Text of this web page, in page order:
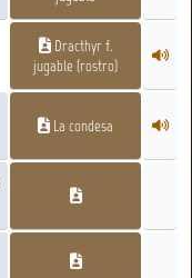
Dracthyr f.
jugable (rostro)
La condesa